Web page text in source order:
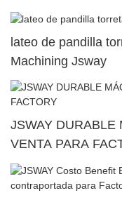
superior dual89
lateo de pandilla
Machining Jsway
JSWAY DURABLE
VENTA PARA